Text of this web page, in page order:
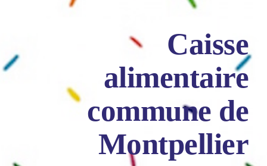
Caisse
alimentaire
commune de
Montpellier